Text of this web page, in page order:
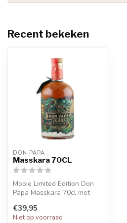
Recent bekeken
DON PAPA
Masskara 70CL
Mooie Limited Edition Don
Papa Masskara 70cl met
€39,95
Niet op voorraad